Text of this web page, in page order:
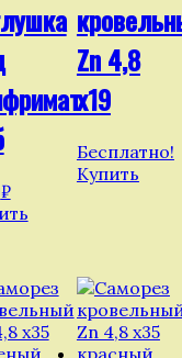
₽
Zn 4,8
х19
Бесплатно!
Купить